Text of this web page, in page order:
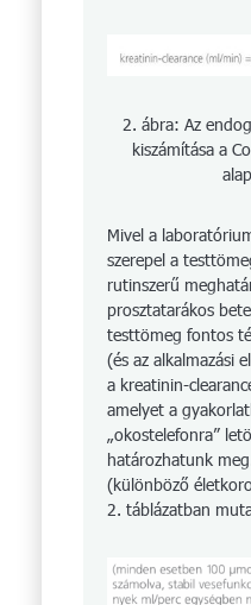
2. ábra: Az
kiszámítása a
Mivel a
szerepel a
rutinszerű
proszta­tarákos
testtömeg fontos
(és az alkalmazási
a kreatinin-
amelyet a
„okostelefonra”
határozhatunk
(különböző
2. táblázatban